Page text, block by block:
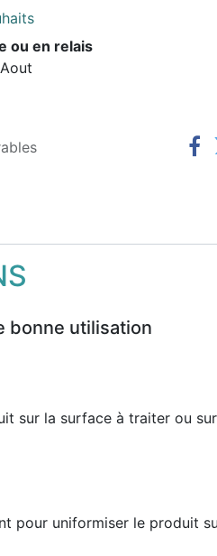
ou en relais
bonne utilisation
sur la surface à traiter ou
pour uniformiser le produit